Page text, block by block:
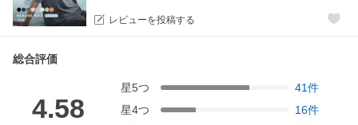
レビューを投稿する
総合評価
4.58
星5つ 41件
星4つ 16件